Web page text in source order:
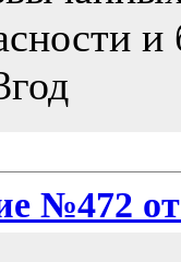
№472 от